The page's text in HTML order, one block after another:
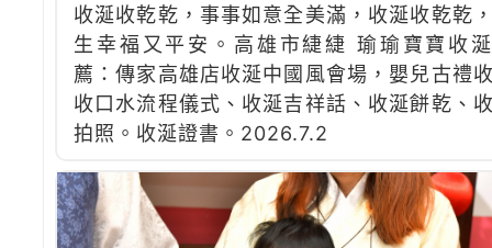
收涎收乾乾，事事如意全美滿，收涎收乾乾
生幸福又平安。高雄市緁緁 瑜瑜寶寶收
薦：傳家高雄店收涎中國風會場，嬰兒古禮
收口水流程儀式、收涎吉祥話、收涎餅乾、
拍照。收涎證書。2026.7.2